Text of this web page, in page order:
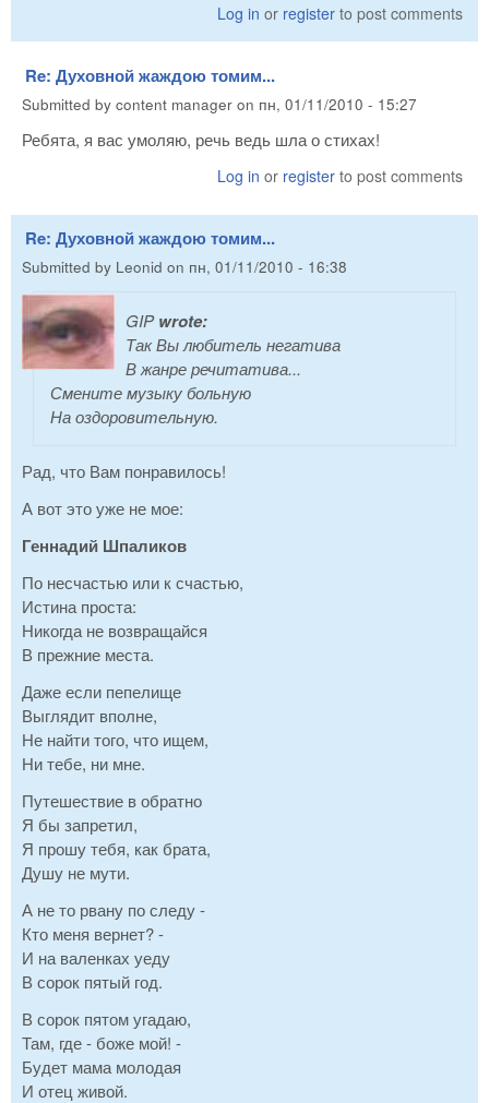
Log in or register to post comments
Re: Духовной жаждою томим...
Submitted by content manager on пн, 01/11/2010 - 15:27
Ребята, я вас умоляю, речь ведь шла о стихах!
Log in or register to post comments
Re: Духовной жаждою томим...
Submitted by Leonid on пн, 01/11/2010 - 16:38
GIPwrote:
Так Вы любитель негатива
В жанре речитатива...
Смените музыку больную
На оздоровительную.
Рад, что Вам понравилось!
А вот это уже не мое:
Геннадий Шпаликов
По несчастью или к счастью,
Истина проста:
Никогда не возвращайся
В прежние места.
Даже если пепелище
Выглядит вполне,
Не найти того, что ищем,
Ни тебе, ни мне.
Путешествие в обратно
Я бы запретил,
Я прошу тебя, как брата,
Душу не мути.
А не то рвану по следу -
Кто меня вернет? -
И на валенках уеду
В сорок пятый год.
В сорок пятом угадаю,
Там, где - боже мой! -
Будет мама молодая
И отец живой.